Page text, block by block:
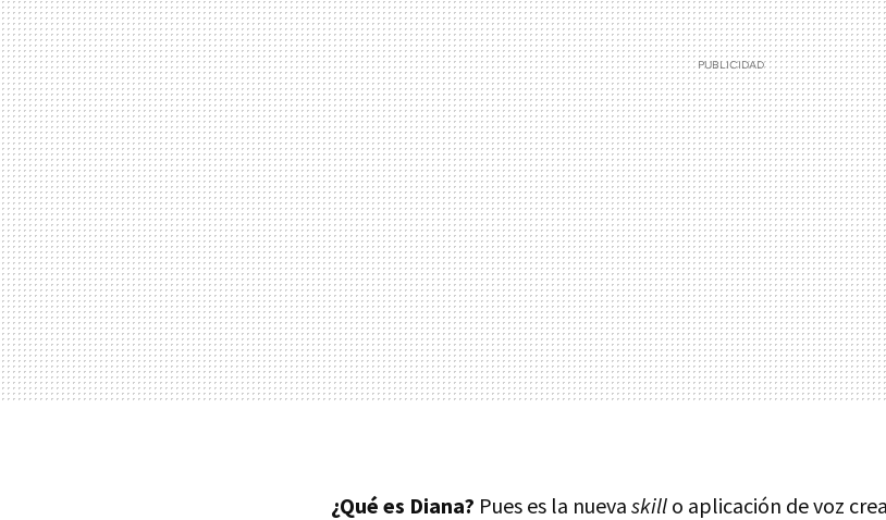
¿Qué es Diana? Pues es la nueva skill o aplicación de voz